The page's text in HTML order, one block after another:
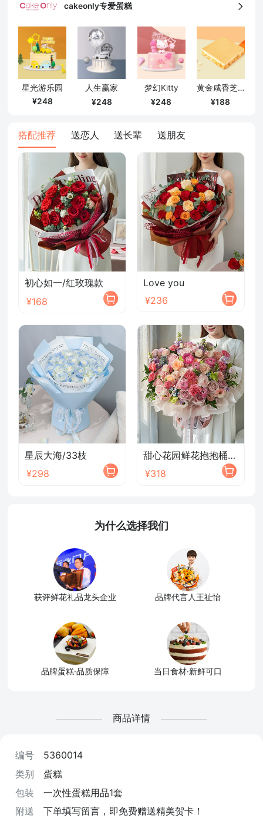
cakeonly专爱蛋糕
星光游乐园
248
人生赢家
248
梦幻Kitty
248
黄金咸香芝士
188
搭配推荐 送恋人 送长辈 送朋友
初心如一/红玫瑰款
¥168
Love you
¥236
星辰大海/33枝
¥298
甜心花园鲜花抱抱桶/2026新款
¥318
为什么选择我们
获评鲜花礼品龙头企业 品牌代言人王祉怡
品牌蛋糕·品质保障 当日食材·新鲜可口
商品详情
编号
5360014
类别
蛋糕
包装
一次性蛋糕用品1套
附送
下单填写留言，即免费赠送精美贺卡！